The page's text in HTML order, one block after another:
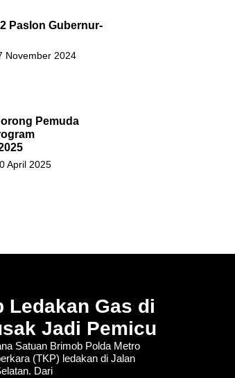
Paslon Gubernur-
November 2024
Pemuda
April 2025
Ledakan Gas di
Jadi Pemicu
Satuan Brimob Polda Metro
(TKP) ledakan di Jalan
Dari